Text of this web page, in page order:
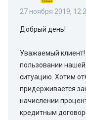
27 ноября 2019,
Добрый день!
Уважаемый
пользовании
ситуацию. Хотим
придерживается
начислении
кредитным